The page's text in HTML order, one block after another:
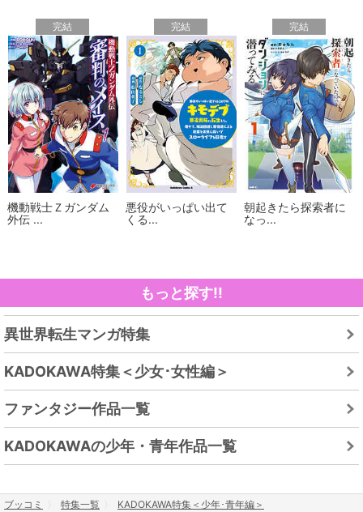
完結
機動戦士Ｚガンダム
外伝 ...
完結
悪役がいっぱい出て
くる...
完結
朝起きたら探索者に
なっ...
もっと探す!!
異世界転生マンガ特集
KADOKAWA特集＜少女･女性編＞
ファンタジー作品一覧
KADOKAWAの少年・青年作品一覧
ブッコミ 特集一覧 KADOKAWA特集＜少年･青年編＞